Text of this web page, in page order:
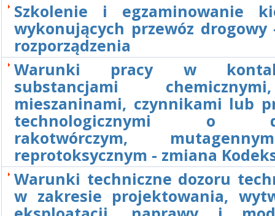
Szkolenie i egzaminowanie
wykonujących przewóz drogowy
rozporządzenia
Warunki pracy w
substancjami
mieszaninami, czynnikami lub
technologicznymi o
rakotwórczym,
reprotoksycznym - zmiana
Warunki techniczne dozoru
w zakresie projektowania,